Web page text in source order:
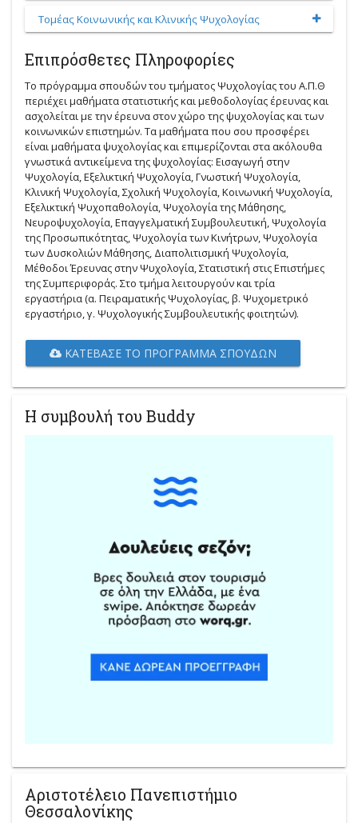
Tομέας Kοινωνικής και Kλινικής Ψυχολογίας
Επιπρόσθετες Πληροφορίες
Το πρόγραμμα σπουδών του τμήματος Ψυχολογίας του Α.Π.Θ
περιέχει μαθήματα στατιστικής και μεθοδολογίας έρευνας και
ασχολείται με την έρευνα στον χώρο της ψυχολογίας και των
κοινωνικών επιστημών. Τα μαθήματα που σου προσφέρει
είναι μαθήματα ψυχολογίας και επιμερίζονται στα ακόλουθα
γνωστικά αντικείμενα της ψυχολογίας: Εισαγωγή στην
Ψυχολογία, Εξελικτική Ψυχολογία, Γνωστική Ψυχολογία,
Κλινική Ψυχολογία, Σχολική Ψυχολογία, Κοινωνική Ψυχολογία,
Εξελικτική Ψυχοπαθολογία, Ψυχολογία της Μάθησης,
Νευροψυχολογία, Επαγγελματική Συμβουλευτική, Ψυχολογία
της Προσωπικότητας, Ψυχολογία των Κινήτρων, Ψυχολογία
των Δυσκολιών Μάθησης, Διαπολιτισμική Ψυχολογία,
Μέθοδοι Έρευνας στην Ψυχολογία, Στατιστική στις Επιστήμες
της Συμπεριφοράς. Στο τμήμα λειτουργούν και τρία
εργαστήρια (α. Πειραματικής Ψυχολογίας, β. Ψυχομετρικό
εργαστήριο, γ. Ψυχολογικής Συμβουλευτικής φοιτητών).
ΚΑΤΈΒΑΣΕ ΤΟ ΠΡΌΓΡΑΜΜΑ ΣΠΟΥΔΏΝ
Η συμβουλή του Buddy
Αριστοτέλειο Πανεπιστήμιο
Θεσσαλονίκης